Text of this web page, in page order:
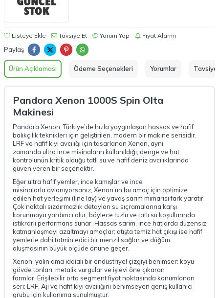
Listeye Ekle Tavsiye Et Yorum Yap Fiyat Alarmı
Paylaş
Ürün Açıklaması Ödeme Seçenekleri Yorumlar Tavsiye
Pandora Xenon 1000S Spin Olta
Makinesi
Pandora Xenon, Türkiye’de hızla yaygınlaşan hassas ve hafif
balıkçılık teknikleri için geliştirilen, modern bir makine serisidir.
LRF ve hafif kıyı avcılığı için tasarlanan Xenon, aynı
zamanda ultra ince misinaların kullanıldığı, denge ve hat
kontrolünün kritik olduğu tatlı su ve hafif deniz avcılıklarında
güven veren bir seçenektir.
Eğer ultra hafif yemler, ince kamışlar ve ince
misinalarla avlanıyorsanız, Xenon’un bu amaç için optimize
edilen hat yerleşimi (line lay) ve yavaş sarım mimarisi fark yaratır.
Çok noktalı sızdırmazlık detayları su sıçramalarına karşı
korunmaya yardımcı olur; böylece tuzlu ve tatlı su koşullarında
istikrarlı performans sunar. Hassas sarım, ince hatlarda düzensiz
katmanlaşmayı azaltmayı amaçlar; atışta temiz hat çıkışı ise hafif
yemlerle dahi tatmin edici bir menzil sağlar ve düğüm
oluşmasının büyük ölçüde önüne geçer.
Xenon, yalın ama iddialı bir endüstriyel çizgiyi benimser: koyu
gövde tonları, metalik vurgular ve işlevi öne çıkaran
formlar. Erişilebilir orta segment fiyat noktasında konumlanan
seri; LRF, Aji ve hafif kıyı avcılığını benimseyen geniş kullanıcı
grubu için kullanıma sunulmuştur.